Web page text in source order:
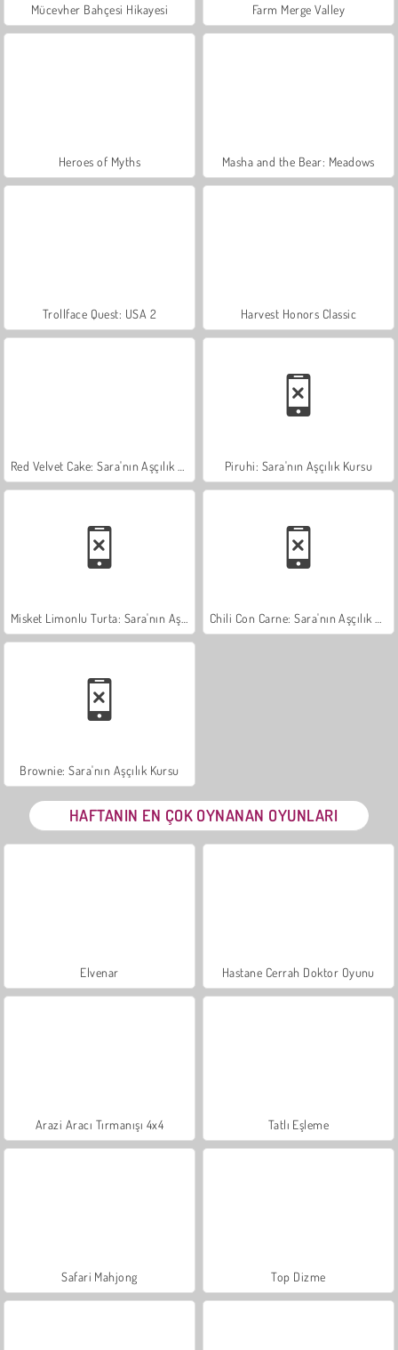
Mücevher Bahçesi Hikayesi Farm Merge Valley
Heroes of Myths Masha and the Bear: Meadows
Trollface Quest: USA 2 Harvest Honors Classic
Piruhi: Sara'nın Aşçılık Kursu
Brownie: Sara'nın Aşçılık Kursu
HAFTANIN EN ÇOK OYNANAN OYUNLARI
Elvenar Hastane Cerrah Doktor Oyunu
Arazi Aracı Tırmanışı 4x4 Tatlı Eşleme
Safari Mahjong Top Dizme